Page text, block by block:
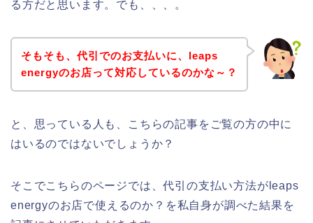
る方だと思います。でも、、、。
そもそも、代引でのお支払いに、leaps
energyのお店って対応しているのかな～？
と、思っている人も、こちらの記事をご覧の方の中に
はいるのではないでしょうか？
そこでこちらのページでは、代引の支払い方法がleaps
energyのお店で使えるのか？を私自身が調べた結果を